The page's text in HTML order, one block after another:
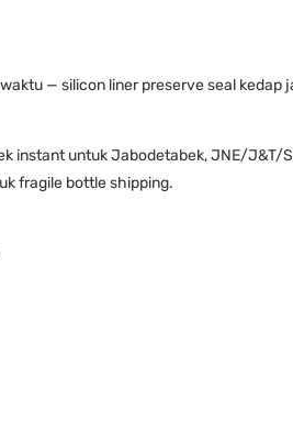
— silicon liner preserve seal kedap
instant untuk Jabodetabek, JNE/J&T/
fragile bottle shipping.